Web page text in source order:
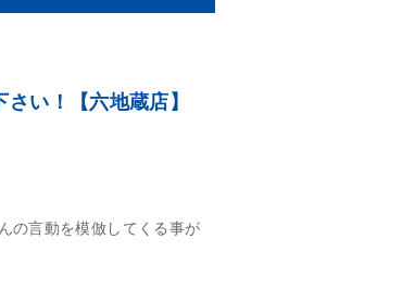
い！【六地蔵店】
の言動を模倣してくる事が